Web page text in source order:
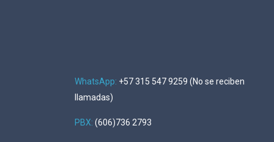
WhatsApp: +57 315 547 9259 (No se reciben
llamadas)
PBX: (606)736 2793